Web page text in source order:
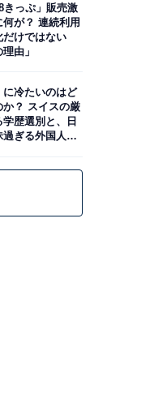
きっぷ」販売激
何が？ 連続利用
だけではない
理由」
に冷たいのはど
か？ スイスの厳
歴選別と、日
過ぎる外国人政